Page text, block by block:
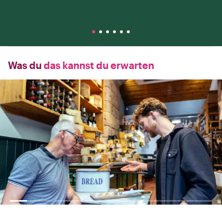
Was du das kannst du erwarten